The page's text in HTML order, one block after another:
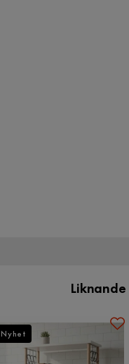
Nyhet